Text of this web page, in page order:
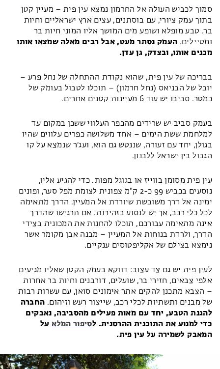
סמוך לכביש העולה אל החרמון נמצא עין פית – מעיין קטן
בתוך עמק ציורי, עם בוסתנים, עצים ארץ ישראליים וחיות
בר. טבע מופלא ושופע מים המושך אליו המוני חיות בר
ומטיילים. העמק נסתר מעט, אבל רבים מאלה שמצאו אותו
מכנים אותו, ובצדק, גן עדן.
בבריכה של עין פית, שהוא נקודת ההתחלה של נחל פרע –
יובל של הבניאס (נחל חרמון) – תוכלו לטבול בעומק של
כמטר. סביבו יש עוד 6 מעיינות קטנים אחרים.
בעמק סביב יש שרידים מהכפר העלווי ששכן במקום עד
למלחמת ששת הימים – אחד משלושה כפרים עלווים שהיו
בגולן, יחד עם זעורה, שננטש גם הוא, ועג׳ר שנמצא על קו
הגבול בין ישראל ללבנון.
עין פית מסומן בווייז או בגוגל מפות. כדי להגיע אליו,
נוסעים בכביש 99 כ-2 ק"מ צפונית לצומת מפל סער, ופונים
ימינה אל דרך משובשת שיורדת אל המעיין. הדרך מתאימה
לכל כלי רכב, אך יש לנסוע בזהירות. אם תרגישו שהדרך
אינה מתאימה עבורכם, תוכלו להחנות את המכונית בצידי
הדרך, ולרדת בנוחות אל המעיין – מבנה אבן מקומר אשר
נימצא בצילם של אקליפטוסים ענקיים.
לעין פית יש גם צד עצוב: דווקא בעמק הקטן שאליו מגיעים
אלפי צבאים, חזירי בר, שועלים, דורבנים וחיות בר אחרות
– הצבא מתכנן להקים אתר אימונים סואן, עם עשרות רבות
של מבנים ותשתיות לכלי רכב, שייצור רעש וזיהום. החברה
להגנת הטבע, יחד עם מאות פעילים מהסביבה, נאבקים
כדי למנוע את התוכנית ההרסנית. לסיפור המלא על
המאבק לשמירה על עין פית.